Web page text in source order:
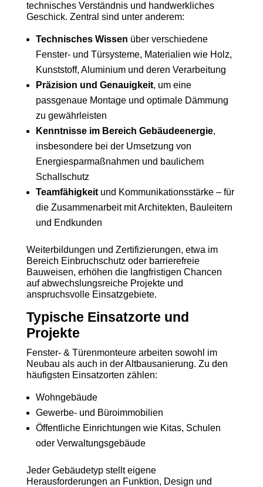
technisches Verständnis und handwerkliches
Geschick. Zentral sind unter anderem:
Technisches Wissen über verschiedene
Fenster- und Türsysteme, Materialien wie Holz,
Kunststoff, Aluminium und deren Verarbeitung
Präzision und Genauigkeit, um eine
passgenaue Montage und optimale Dämmung
zu gewährleisten
Kenntnisse im Bereich Gebäudeenergie,
insbesondere bei der Umsetzung von
Energiesparmaßnahmen und baulichem
Schallschutz
Teamfähigkeitund Kommunikationsstärke – für
die Zusammenarbeit mit Architekten, Bauleitern
und Endkunden
Weiterbildungen und Zertifizierungen, etwa im
Bereich Einbruchschutz oder barrierefreie
Bauweisen, erhöhen die langfristigen Chancen
auf abwechslungsreiche Projekte und
anspruchsvolle Einsatzgebiete.
Typische Einsatzorte und
Projekte
Fenster- & Türenmonteure arbeiten sowohl im
Neubau als auch in der Altbausanierung. Zu den
häufigsten Einsatzorten zählen:
Wohngebäude
Gewerbe- und Büroimmobilien
Öffentliche Einrichtungen wie Kitas, Schulen
oder Verwaltungsgebäude
Jeder Gebäudetyp stellt eigene
Herausforderungen an Funktion, Design und